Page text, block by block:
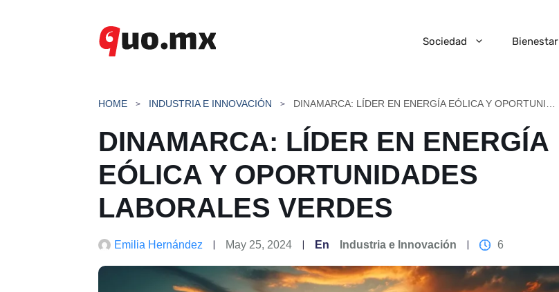
Sociedad Bienestar
HOME INDUSTRIA E INNOVACIÓN
DINAMARCA: LÍDER EN ENERGÍA
EÓLICA Y OPORTUNIDADES
LABORALES VERDES
Emilia Hernández May 25, 2024 En Industria e Innovación 6